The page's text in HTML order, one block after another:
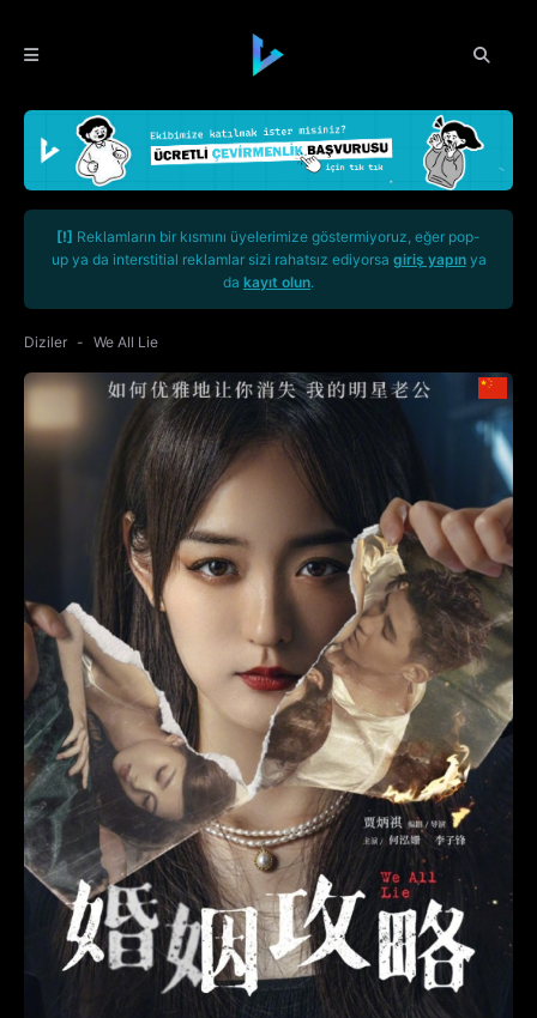
[!] Reklamların bir kısmını üyelerimize göstermiyoruz, eğer pop-
up ya da interstitial reklamlar sizi rahatsız ediyorsa giriş yapınya
da kayıt olun.
Diziler We All Lie